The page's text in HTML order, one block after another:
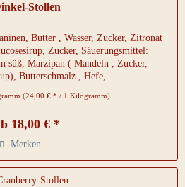
Stollen
Butter , Wasser, Zucker, Zitronat
Zucker, Säuerungsmittel:
süß, Marzipan ( Mandeln , Zucker,
Butterschmalz , Hefe,...
(24,00 € * / 1 Kilogramm)
18,00 € *
Merken